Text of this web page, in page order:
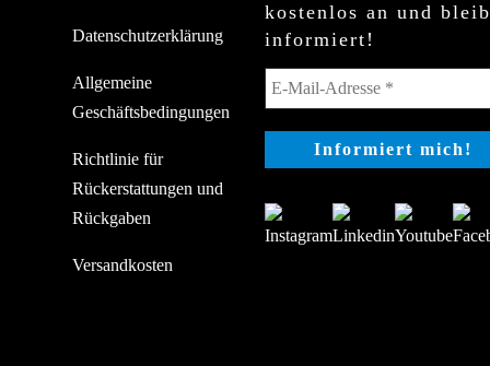
Datenschutzerklärung
Allgemeine
Geschäftsbedingungen
Richtlinie für
Rückerstattungen und
Rückgaben
Versandkosten
kostenlos an und
informiert!